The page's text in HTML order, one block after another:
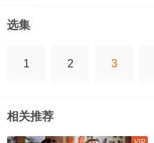
选集
1 2 3
相关推荐